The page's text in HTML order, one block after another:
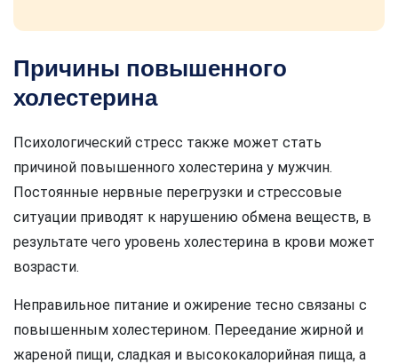
Причины повышенного
холестерина
Психологический стресс также может стать
причиной повышенного холестерина у мужчин.
Постоянные нервные перегрузки и стрессовые
ситуации приводят к нарушению обмена веществ, в
результате чего уровень холестерина в крови может
возрасти.
Неправильное питание и ожирение тесно связаны с
повышенным холестерином. Переедание жирной и
жареной пищи, сладкая и высококалорийная пища, а